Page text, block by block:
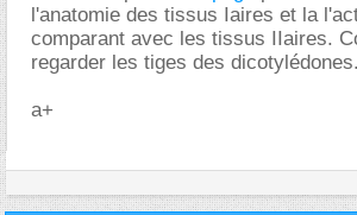
l'anatomie des tissus Iaires et la
comparant avec les tissus IIaires.
regarder les tiges des dicotylédones.
a+